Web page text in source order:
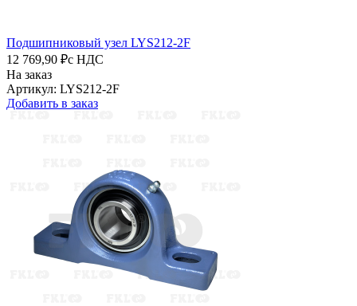
Подшипниковый узел LYS212-2F
12 769,90 ₽с НДС
На заказ
Артикул: LYS212-2F
Добавить в заказ